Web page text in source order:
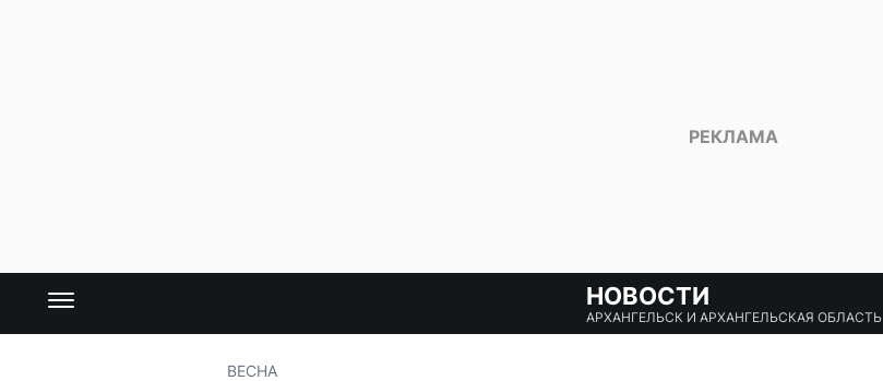
НОВОСТИ
АРХАНГЕЛЬСК И АРХАНГЕЛЬСКАЯ ОБЛАСТЬ
ВЕСНА